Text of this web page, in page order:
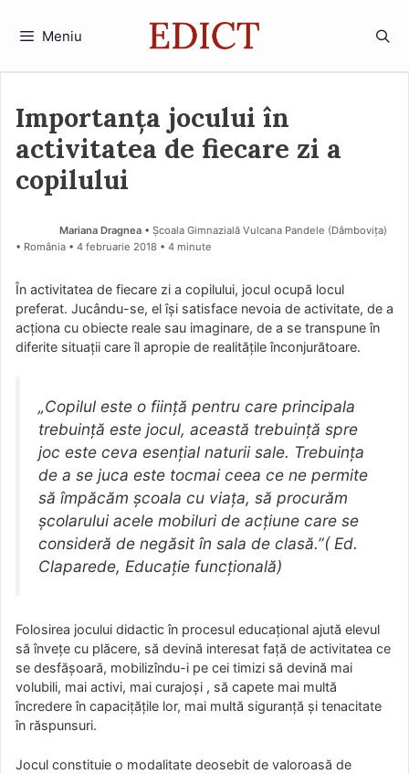
Meniu
Importanţa jocului în
activitatea de fiecare zi a
copilului
Mariana Dragnea • Școala Gimnazială Vulcana Pandele (Dâmboviţa)
• România
4 februarie 2018 • 4 minute
În activitatea de fiecare zi a copilului, jocul ocupă locul
preferat. Jucându-se, el îşi satisface nevoia de activitate, de a
acţiona cu obiecte reale sau imaginare, de a se transpune în
diferite situaţii care îl apropie de realităţile înconjurătoare.
„Copilul este o fiinţă pentru care principala
trebuinţă este jocul, această trebuinţă spre
joc este ceva esenţial naturii sale. Trebuinţa
de a se juca este tocmai ceea ce ne permite
să împăcăm şcoala cu viaţa, să procurăm
şcolarului acele mobiluri de acţiune care se
consideră de negăsit în sala de clasă.”( Ed.
Claparede, Educaţie funcţională)
Folosirea jocului didactic în procesul educaţional ajută elevul
să înveţe cu plăcere, să devină interesat faţă de activitatea ce
se desfăşoară, mobilizîndu-i pe cei timizi să devină mai
volubili, mai activi, mai curajoşi , să capete mai multă
încredere în capaciţăţile lor, mai multă siguranţă şi tenacitate
în răspunsuri.
Jocul constituie o modalitate deosebit de valoroasă de